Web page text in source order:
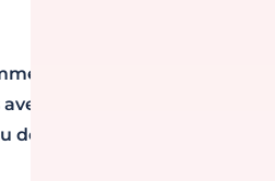
aussi aiment que l’on
eux. 🥲 Ok, et qu’on
de liberté.